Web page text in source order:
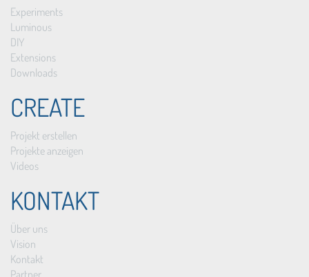
Experiments
Luminous
DIY
Extensions
Downloads
CREATE
Projekt erstellen
Projekte anzeigen
Videos
KONTAKT
Über uns
Vision
Kontakt
Partner